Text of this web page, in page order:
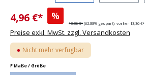
4,96 €* %
13,36 €* (62.88% gespart) vorher 13,36 €*
Preise exkl. MwSt. zzgl. Versandkosten
Nicht mehr verfügbar
F Maße / Größeauswählen